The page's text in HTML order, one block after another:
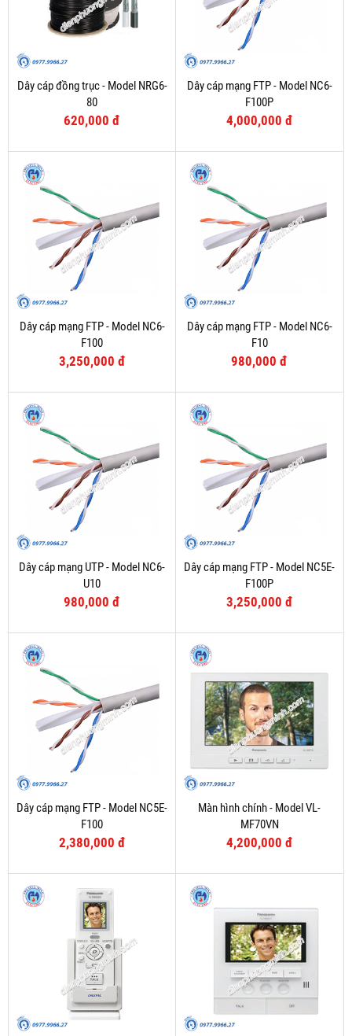
Dây cáp đồng trục - Model NRG6-
80
620,000 đ
Dây cáp mạng FTP - Model NC6-
F100P
4,000,000 đ
Dây cáp mạng FTP - Model NC6-
F100
3,250,000 đ
Dây cáp mạng FTP - Model NC6-
F10
980,000 đ
Dây cáp mạng UTP - Model NC6-
U10
980,000 đ
Dây cáp mạng FTP - Model NC5E-
F100P
3,250,000 đ
Dây cáp mạng FTP - Model NC5E-
F100
2,380,000 đ
Màn hình chính - Model VL-
MF70VN
4,200,000 đ